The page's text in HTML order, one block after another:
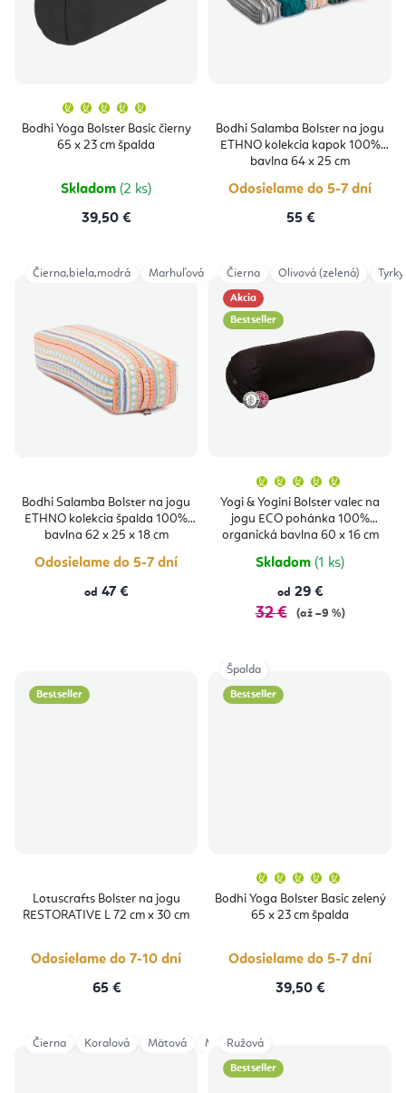
Bodhi Yoga Bolster Basic čierny
65 x 23 cm špalda
produktu
je
5,0
hviezdičiek.
Skladom (2 ks)
39,50 €
Bodhi Salamba Bolster na jogu
ETHNO kolekcia kapok 100%
bavlna 64 x 25 cm
Odosielame do 5-7 dní
55 €
Bodhi Salamba Bolster na jogu
ETHNO kolekcia špalda 100%
bavlna 62 x 25 x 18 cm
Odosielame do 5-7 dní
od 47 €
Čierna,biela,modrá Marhuľová
Akcia
Bestseller
Yogi & Yogini Bolster valec na
jogu ECO pohánka 100%
organická bavlna 60 x 16 cm
produktu
je
5,0
z
5
Skladom (1 ks)
od 29 €
32 € (až –9 %)
Čierna Olivová (zelená)
Bestseller
Lotuscrafts Bolster na jogu
RESTORATIVE L 72 cm x 30 cm
Odosielame do 7-10 dní
65 €
Bestseller
Bodhi Yoga Bolster Basic zelený
65 x 23 cm špalda
produktu
je
5,0
Odosielame do 5-7 dní
39,50 €
Špalda
Čierna Koralová Mätová Modrá Oriešková
Bestseller
Ružová